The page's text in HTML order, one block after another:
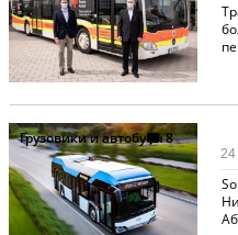
Грузовики и автобусы8